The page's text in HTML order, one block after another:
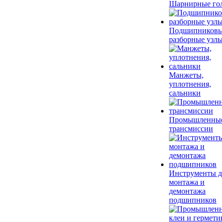
Шарнирные
разборные
Манжеты,
уплотнения,
сальники
трансмиссии
Инструменты
монтажа и
демонтажа
подшипников